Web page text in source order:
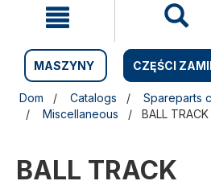
MASZYNY CZĘŚCI
Dom Catalogs
Spareparts
Miscellaneous
BALL TRACK
BALL TRACK